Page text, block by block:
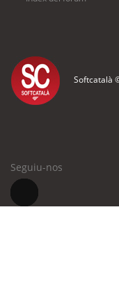
Softcatalà
Seguiu-nos